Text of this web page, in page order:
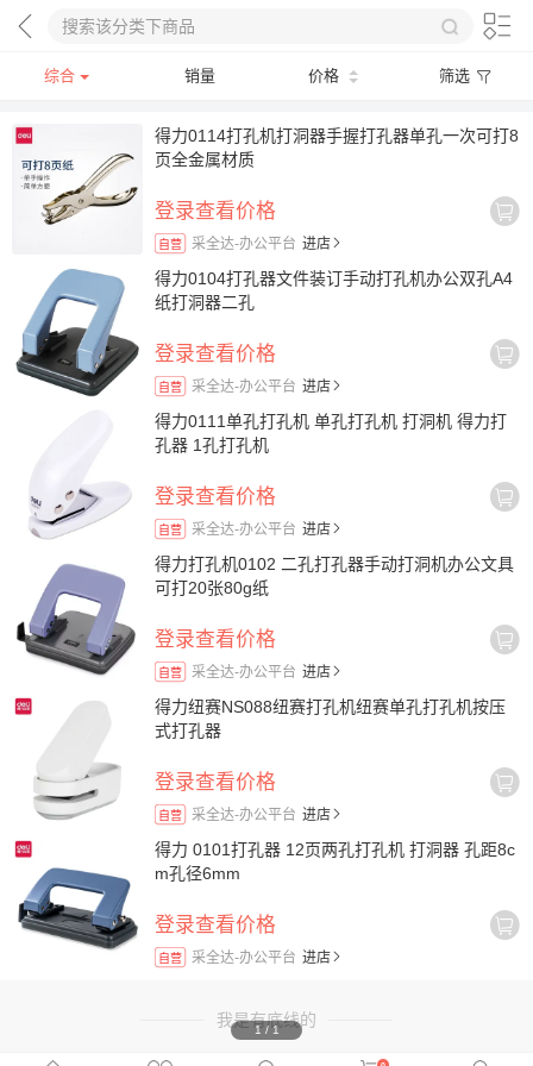
综合 销量 价格 筛选
得力0114打孔机打洞器手握打孔器单孔一次可打8
页全金属材质
登录查看价格
自营 采全达-办公平台 进店
得力0104打孔器文件装订手动打孔机办公双孔A4
纸打洞器二孔
登录查看价格
自营 采全达-办公平台 进店
得力0111单孔打孔机 单孔打孔机 打洞机 得力打
孔器 1孔打孔机
登录查看价格
自营 采全达-办公平台 进店
得力打孔机0102 二孔打孔器手动打洞机办公文具
可打20张80g纸
登录查看价格
自营 采全达-办公平台 进店
得力纽赛NS088纽赛打孔机纽赛单孔打孔机按压
式打孔器
登录查看价格
自营 采全达-办公平台 进店
得力 0101打孔器 12页两孔打孔机 打洞器 孔距8c
m孔径6mm
登录查看价格
自营 采全达-办公平台 进店
我是有底线的
1/1